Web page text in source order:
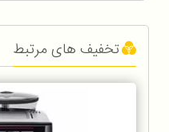
تخفیف های مرتبط